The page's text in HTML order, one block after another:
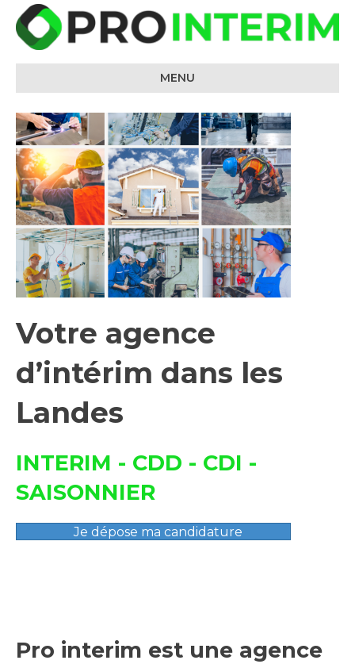
05 58 06 96 17 contact@prointerim.fr
Candidature
spontanée
Linkedin
Search
MENU
Votre agence
d’intérim dans les
Landes
INTERIM - CDD - CDI -
SAISONNIER
Je dépose ma candidature
Pro interim est une agence